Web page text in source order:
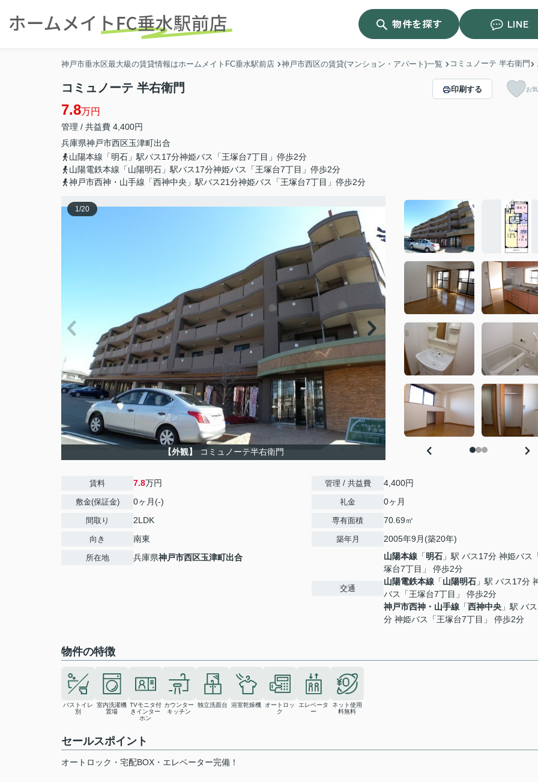
物件を探す LINE
神戸市垂水区最大級の賃貸情報はホームメイトFC垂水駅前店 神戸市西区の賃貸(マンション・アパート)一覧 コミュノーテ 半右衛門
コミュノーテ 半右衛門
7.8万円
管理 / 共益費 4,400円
兵庫県神戸市西区玉津町出合
山陽本線「明石」駅バス17分神姫バス「王塚台7丁目」停歩2分
山陽電鉄本線「山陽明石」駅バス17分神姫バス「王塚台7丁目」停歩2分
神戸市西神・山手線「西神中央」駅バス21分神姫バス「王塚台7丁目」停歩2分
印刷する お
1/20
【外観】 コミュノーテ半右衛門
賃料 7.8万円
敷金(保証金) 0ヶ月(-)
間取り 2LDK
向き 南東
所在地 兵庫県神戸市西区玉津町出合
管理 / 共益費 4,400円
礼金 0ヶ月
専有面積 70.69㎡
築年月 2005年9月(築20年)
交通
山陽本線 「明石 」駅 バス17分 神姫バス
塚台7丁目」 停歩2分
山陽電鉄本線 「山陽明石 」駅 バス17分
バス「王塚台7丁目」 停歩2分
神戸市西神・山手線 「西神中央 」駅 バ
分 神姫バス「王塚台7丁目」 停歩2分
物件の特徴
バストイレ
別
室内洗濯機
置場
TVモニタ付
きインター
ホン
カウンター
キッチン
独立洗面台 浴室乾燥機
オートロッ
ク
エレベータ
ー
ネット使用
料無料
セールスポイント
オートロック・宅配BOX・エレベーター完備！